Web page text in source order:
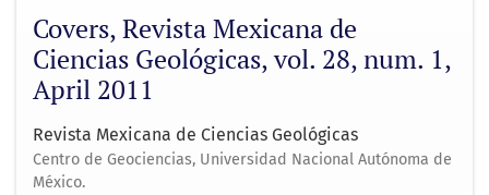
Covers, Revista Mexicana de
Ciencias Geológicas, vol. 28, num. 1,
April 2011
Revista Mexicana de Ciencias Geológicas
Centro de Geociencias, Universidad Nacional Autónoma de
México.